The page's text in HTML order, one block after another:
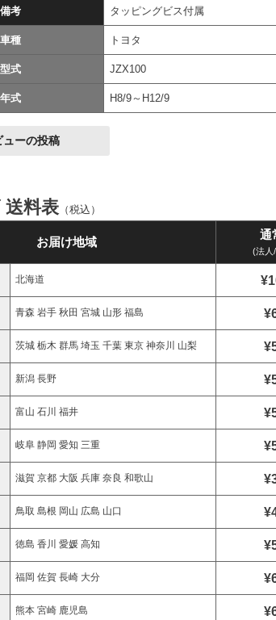
備考 タッピングビス付属
車種 トヨタ
型式 JZX100
年式 H8/9～H12/9
ューの投稿
送料表 （税込）
お届け地域
通
(法人
北海道
青森 岩手 秋田 宮城 山形 福島
茨城 栃木 群馬 埼玉 千葉 東京 神奈川 山梨
新潟 長野
富山 石川 福井
岐阜 静岡 愛知 三重
滋賀 京都 大阪 兵庫 奈良 和歌山
鳥取 島根 岡山 広島 山口
徳島 香川 愛媛 高知
福岡 佐賀 長崎 大分
熊本 宮崎 鹿児島